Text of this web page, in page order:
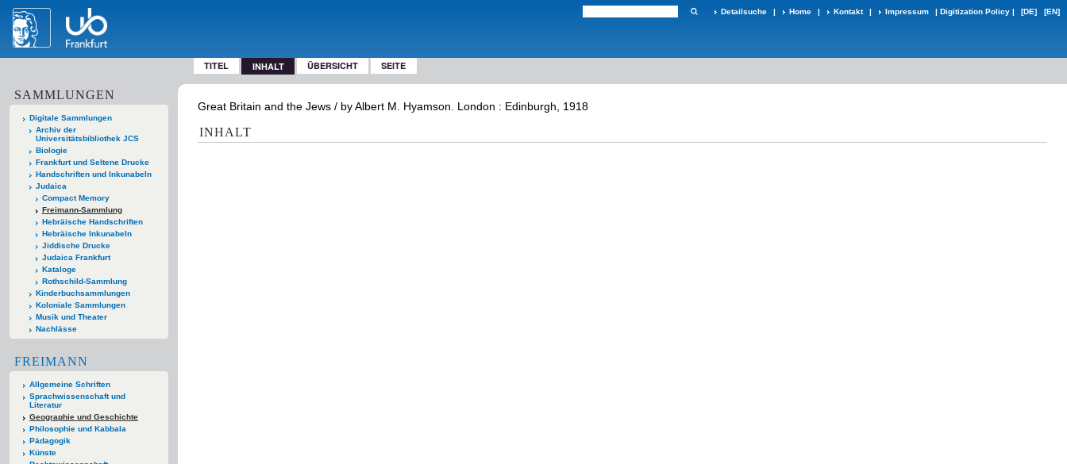
Detailsuche | Home | Kontakt | Impressum | Digitization Policy | [DE] [EN]
TITEL INHALT ÜBERSICHT SEITE
SAMMLUNGEN
Digitale Sammlungen
Archiv der
Universitätsbibliothek JCS
Biologie
Frankfurt und Seltene Drucke
Handschriften und Inkunabeln
Judaica
Compact Memory
Freimann-Sammlung
Hebräische Handschriften
Hebräische Inkunabeln
Jiddische Drucke
Judaica Frankfurt
Kataloge
Rothschild-Sammlung
Kinderbuchsammlungen
Koloniale Sammlungen
Musik und Theater
Nachlässe
FREIMANN
Allgemeine Schriften
Sprachwissenschaft und
Literatur
Geographie und Geschichte
Philosophie und Kabbala
Pädagogik
Künste
Great Britain and the Jews / by Albert M. Hyamson. London : Edinburgh, 1918
INHALT